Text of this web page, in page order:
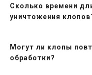
Сколько времени
уничтожения
Могут ли клопы
обработки?